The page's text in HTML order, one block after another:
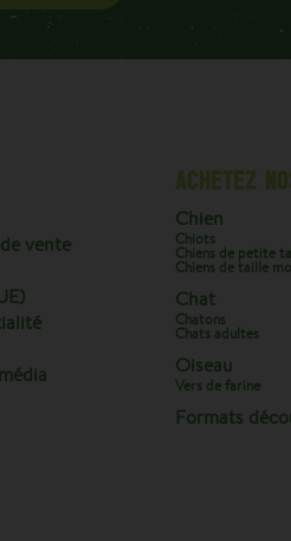
vente
ACHETEZ
Chien
Chiots
Chiens de petite
Chiens de taille
Chat
Chatons
Chats adultes
Oiseau
Vers de farine
Formats